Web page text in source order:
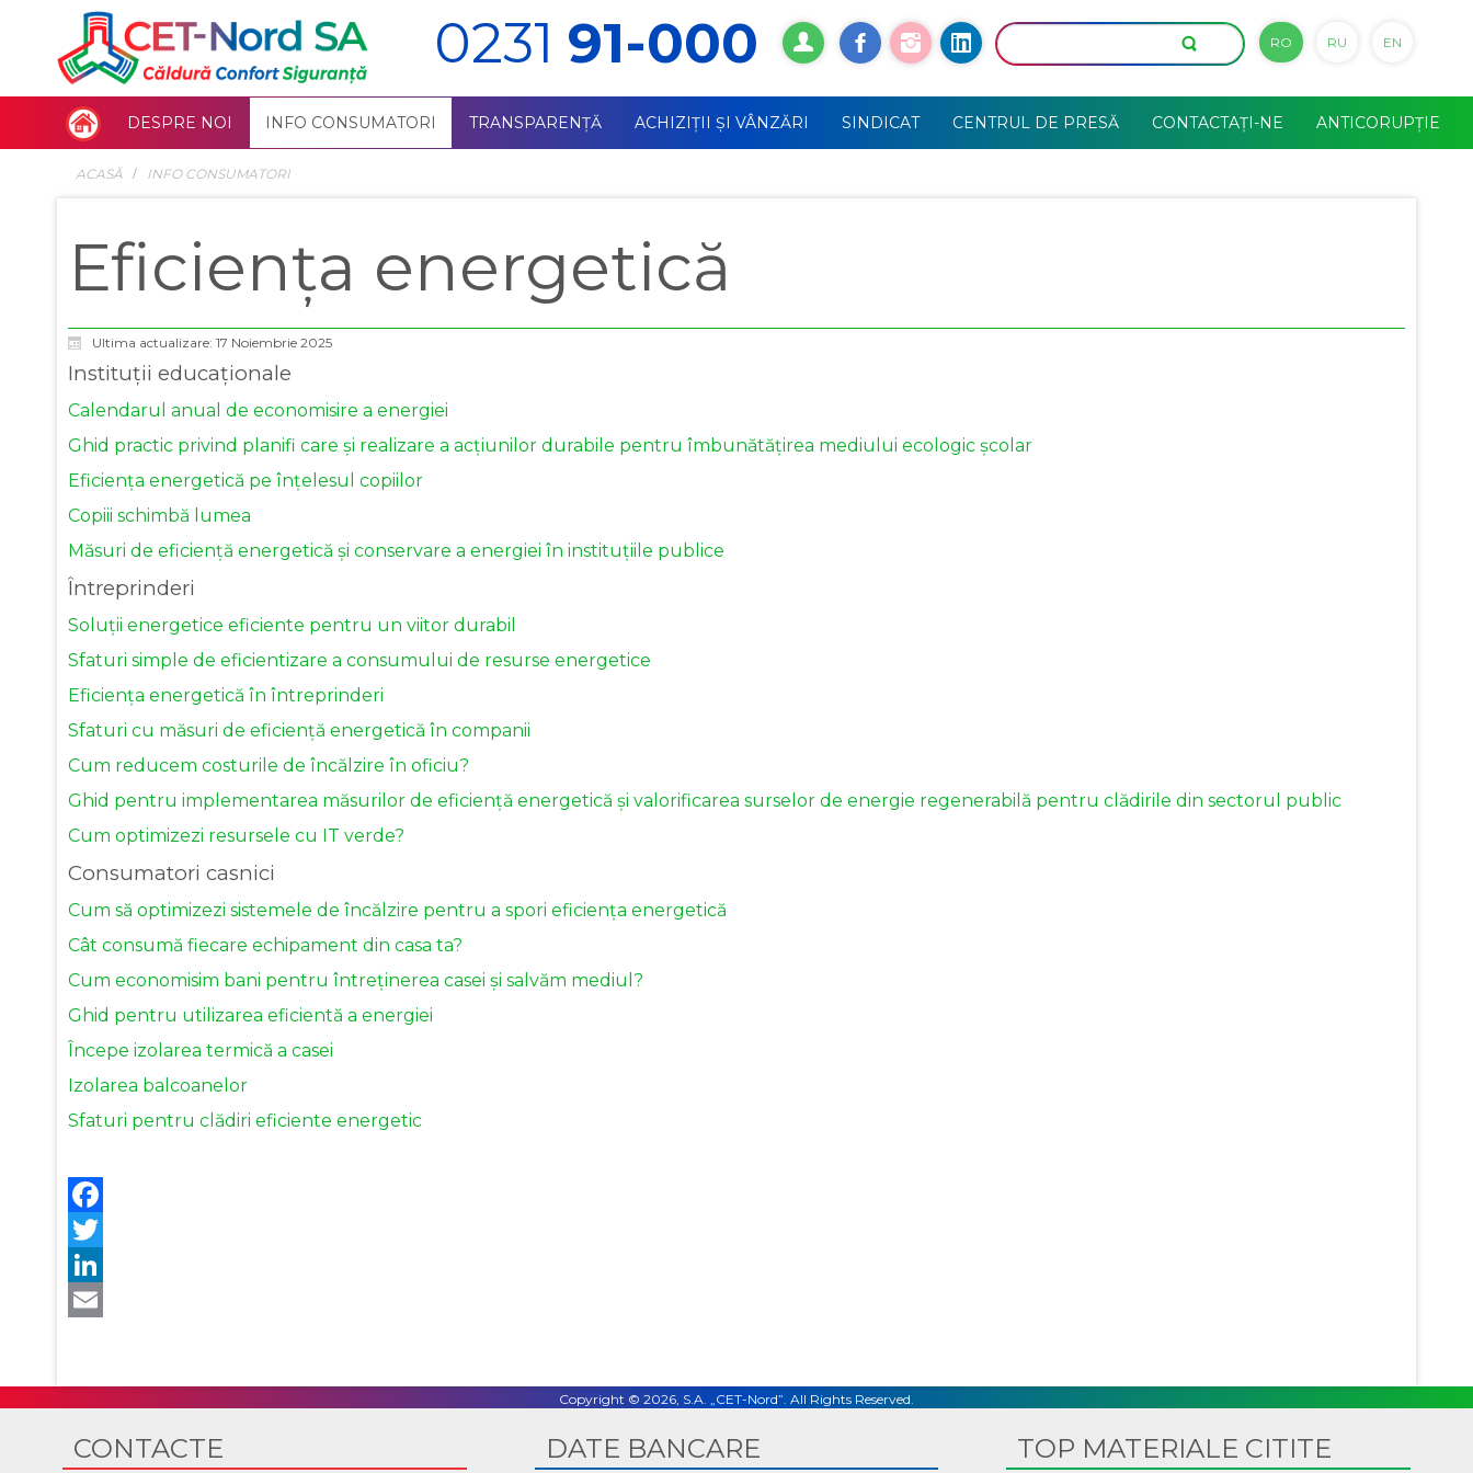
RO RU EN
0231 91-000
DESPRE NOI INFO CONSUMATORI TRANSPARENȚĂ ACHIZIŢII ŞI VÂNZĂRI SINDICAT СENTRUL DE PRESĂ CONTACTAȚI-NE ANTICORUPȚIE
ACASĂ INFO CONSUMATORI
Eficiența energetică
Ultima actualizare: 17 Noiembrie 2025
Instituții educaționale
Calendarul anual de economisire a energiei
Ghid practic privind planifi care și realizare a acțiunilor durabile pentru îmbunătățirea mediului ecologic școlar
Eficiența energetică pe înțelesul copiilor
Copiii schimbă lumea
Măsuri de eficiență energetică și conservare a energiei în instituțiile publice
Întreprinderi
Soluții energetice eficiente pentru un viitor durabil
Sfaturi simple de eficientizare a consumului de resurse energetice
Eficiența energetică în întreprinderi
Sfaturi cu măsuri de eficiență energetică în companii
Cum reducem costurile de încălzire în oficiu?
Ghid pentru implementarea măsurilor de eficiență energetică și valorificarea surselor de energie regenerabilă pentru clădirile din sectorul public
Cum optimizezi resursele cu IT verde?
Consumatori casnici
Cum să optimizezi sistemele de încălzire pentru a spori eficiența energetică
Cât consumă fiecare echipament din casa ta?
Cum economisim bani pentru întreținerea casei și salvăm mediul?
Ghid pentru utilizarea eficientă a energiei
Începe izolarea termică a casei
Izolarea balcoanelor
Sfaturi pentru clădiri eficiente energetic
Copyright © 2026, S.A. „CET-Nord”. All Rights Reserved.
CONTACTE DATE BANCARE TOP MATERIALE CITITE